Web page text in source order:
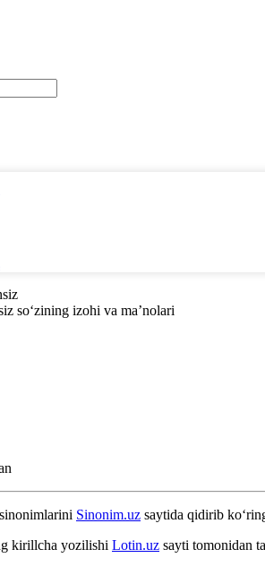
so‘zining izohi va ma’nolari
Sinonim.uz saytida qidirib
kirillcha yozilishi Lotin.uz sayti tomonidan